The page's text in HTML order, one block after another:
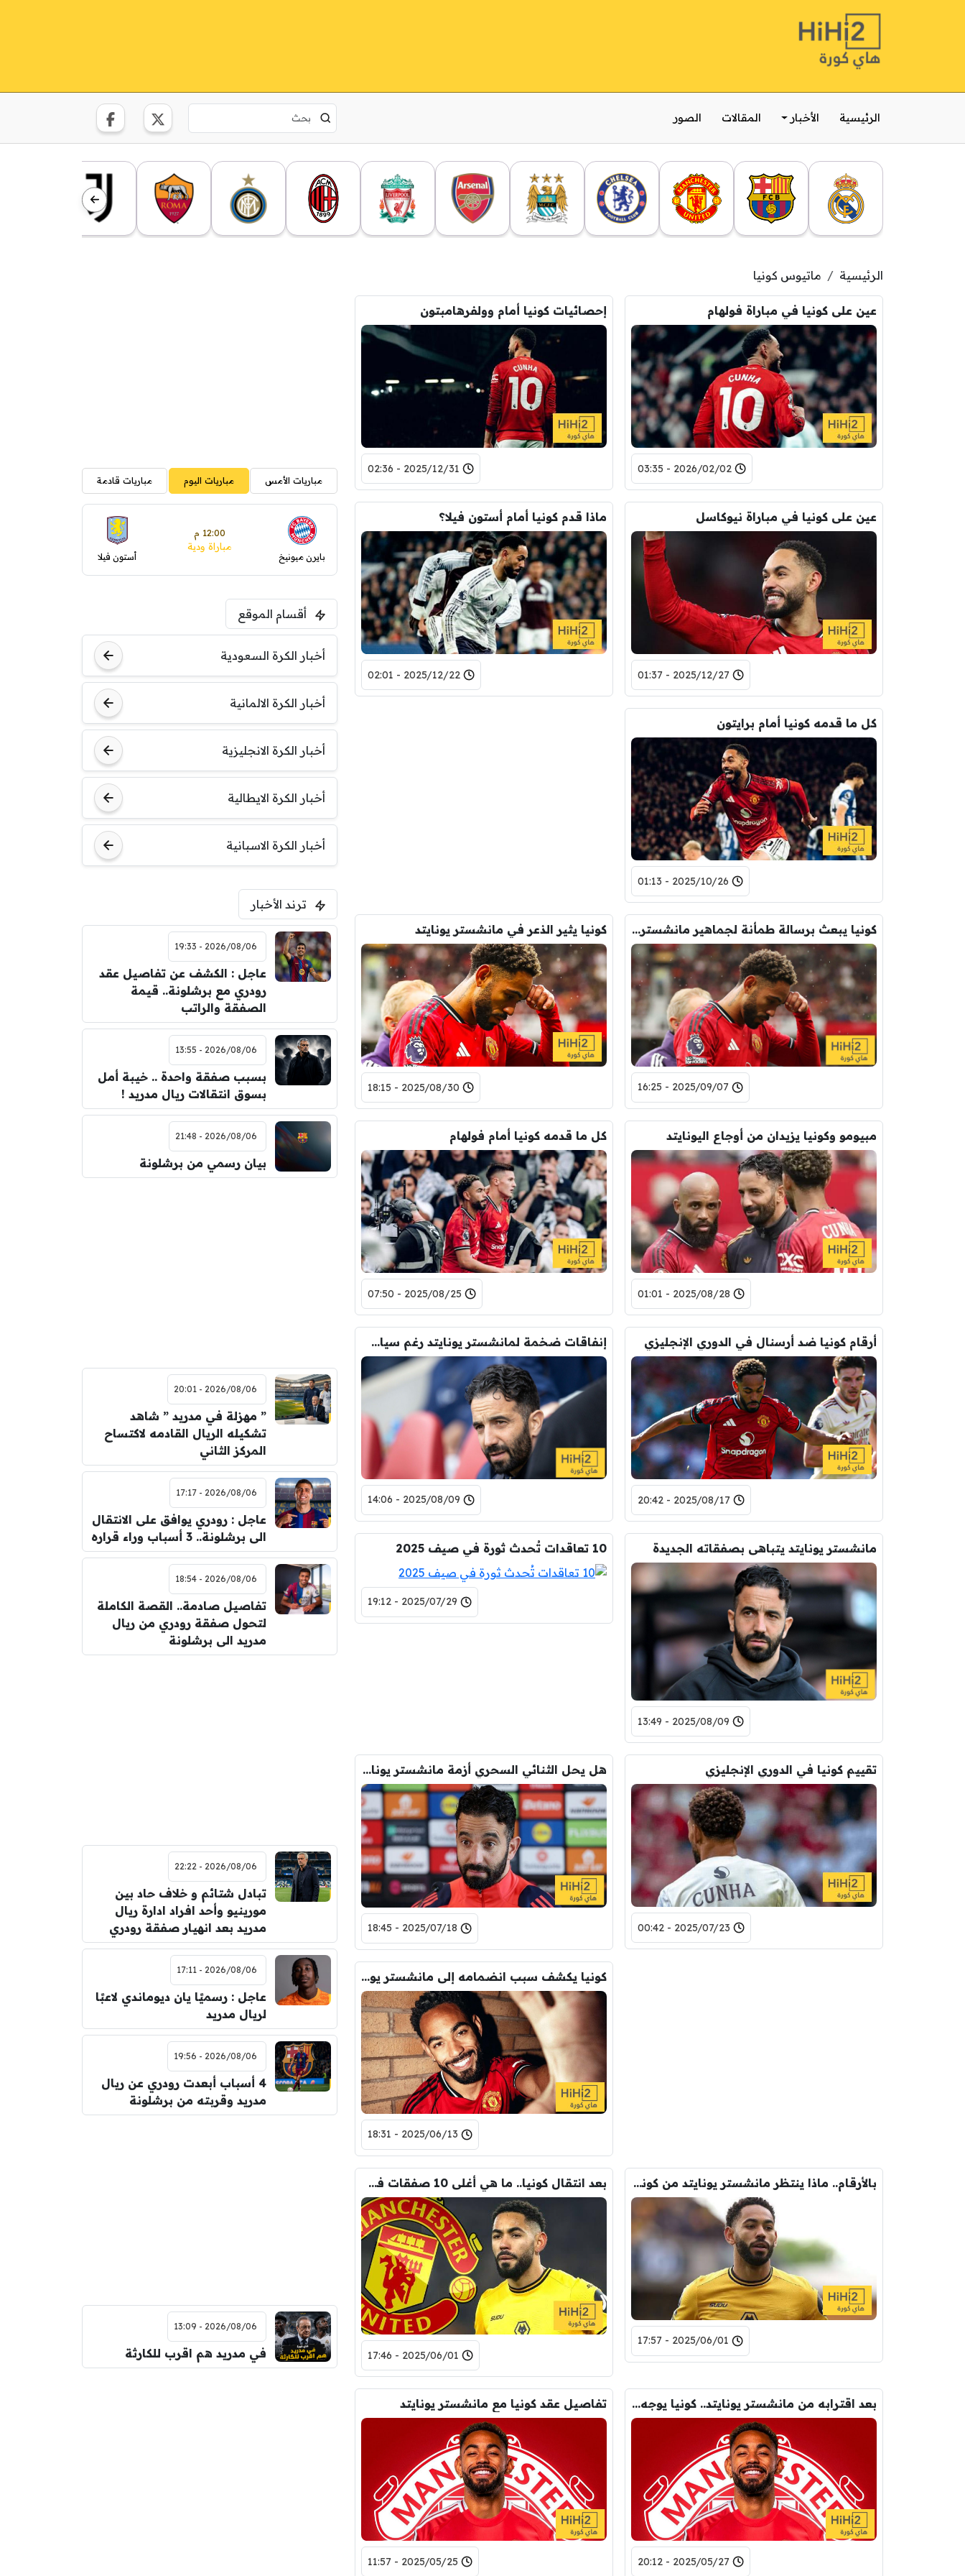
الرئيسية الأخبار المقالات الصور
الرئيسية ماتيوس كونيا
عين على كونيا في مباراة فولهام
2026/02/02 - 03:35
إحصائيات كونيا أمام وولفرهامبتون
2025/12/31 - 02:36
عين على كونيا في مباراة نيوكاسل
2025/12/27 - 01:37
ماذا قدم كونيا أمام أستون فيلا؟
2025/12/22 - 02:01
كل ما قدمه كونيا أمام برايتون
2025/10/26 - 01:13
كونيا يبعث برسالة طمأنة لجماهير مانشستر يونايتد
2025/09/07 - 16:25
كونيا يثير الذعر في مانشستر يونايتد
2025/08/30 - 18:15
مبيومو وكونيا يزيدان من أوجاع اليونايتد
2025/08/28 - 01:01
كل ما قدمه كونيا أمام فولهام
2025/08/25 - 07:50
أرقام كونيا ضد أرسنال في الدوري الإنجليزي
2025/08/17 - 20:42
إنفاقات ضخمة لمانشستر يونايتد رغم سياسة التقشف
2025/08/09 - 14:06
مانشستر يونايتد يتباهى بصفقاته الجديدة
2025/08/09 - 13:49
10 تعاقدات تُحدث ثورة في صيف 2025
2025/07/29 - 19:12
تقييم كونيا في الدوري الإنجليزي
2025/07/23 - 00:42
هل يحل الثنائي السحري أزمة مانشستر يونايتد التهديفية؟
2025/07/18 - 18:45
كونيا يكشف سبب انضمامه إلى مانشستر يونايتد
2025/06/13 - 18:31
بالأرقام.. ماذا ينتظر مانشستر يونايتد من كونيا؟
2025/06/01 - 17:57
بعد انتقال كونيا.. ما هي أغلى 10 صفقات في تاريخ مانشستر يونايتد؟
2025/06/01 - 17:46
بعد اقترابه من مانشستر يونايتد.. كونيا يوجه رسالة إلى أموريم
2025/05/27 - 20:12
تفاصيل عقد كونيا مع مانشستر يونايتد
2025/05/25 - 11:57
مباريات الأمس مباريات اليوم مباريات قادمة
بايرن ميونيخ
12:00 م
مباراة ودية
أستون فيلا
أقسام الموقع
أخبار الكرة السعودية
أخبار الكرة الالمانية
أخبار الكرة الانجليزية
أخبار الكرة الايطالية
أخبار الكرة الاسبانية
ترند الأخبار
2026/08/06 - 19:33
عاجل : الكشف عن تفاصيل عقد
رودري مع برشلونة.. قيمة
الصفقة والراتب
2026/08/06 - 13:55
بسبب صفقة واحدة .. خيبة أمل
بسوق انتقالات ريال مدريد !
2026/08/06 - 21:48
بيان رسمي من برشلونة
2026/08/06 - 20:01
” مهزلة في مدريد ” شاهد
تشكيله الريال القادمه لاكتساح
المركز الثاني
2026/08/06 - 17:17
عاجل : رودري يوافق على الانتقال
الى برشلونة.. 3 أسباب وراء قراره
2026/08/06 - 18:54
تفاصيل صادمة.. القصة الكاملة
لتحول صفقة رودري من ريال
مدريد الى برشلونة
2026/08/06 - 22:22
تبادل شتائم و خلاف حاد بين
مورينيو وأحد افراد ادارة ريال
مدريد بعد انهيار صفقة رودري
2026/08/06 - 17:11
عاجل : رسميًا يان ديوماندي لاعبًا
لريال مدريد
2026/08/06 - 19:56
4 أسباب أبعدت رودري عن ريال
مدريد وقربته من برشلونة
2026/08/06 - 13:09
في مدريد هم اقرب للكارثة